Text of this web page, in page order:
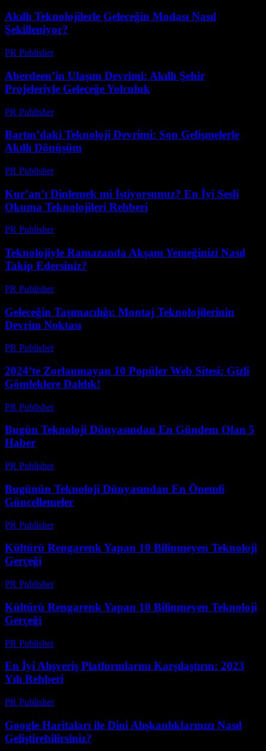
Akıllı Teknolojilerle Geleceğin Modası Nasıl
Şekilleniyor?
PR Publisher-
Aberdeen’in Ulaşım Devrimi: Akıllı Şehir
Projeleriyle Geleceğe Yolculuk
PR Publisher-
Bartın’daki Teknoloji Devrimi: Son Gelişmelerle
Akıllı Dönüşüm
PR Publisher-
Kur’an’ı Dinlemek mi İstiyorsunuz? En İyi Sesli
Okuma Teknolojileri Rehberi
PR Publisher-
Teknolojiyle Ramazanda Akşam Yemeğinizi Nasıl
Takip Edersiniz?
PR Publisher-
Geleceğin Taşımacılığı: Montaj Teknolojilerinin
Devrim Noktası
PR Publisher-
2024’te Zorlanmayan 10 Popüler Web Sitesi: Gizli
Gömleklere Daldık!
PR Publisher-
Bugün Teknoloji Dünyasından En Gündem Olan 5
Haber
PR Publisher-
Bugünün Teknoloji Dünyasından En Önemli
Güncellemeler
PR Publisher-
Kültürü Rengarenk Yapan 10 Bilinmeyen Teknoloji
Gerçeği
PR Publisher-
Kültürü Rengarenk Yapan 10 Bilinmeyen Teknoloji
Gerçeği
PR Publisher-
En İyi Alışveriş Platformlarını Karşılaştırın: 2023
Yılı Rehberi
PR Publisher-
Google Haritaları ile Dini Alışkanlıklarınızı Nasıl
Geliştirebilirsiniz?